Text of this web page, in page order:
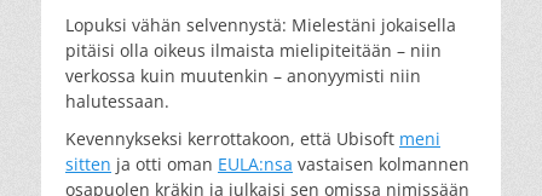
Lopuksi vähän selvennystä: Mielestäni jokaisella
pitäisi olla oikeus ilmaista mielipiteitään – niin
verkossa kuin muutenkin – anonyymisti niin
halutessaan.
Kevennykseksi kerrottakoon, että Ubisoft meni
sitten ja otti oman EULA:nsa vastaisen kolmannen
osapuolen kräkin ja julkaisi sen omissa nimissään